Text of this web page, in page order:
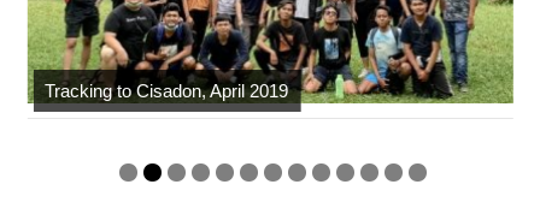
Tracking to Cisadon, April 2019